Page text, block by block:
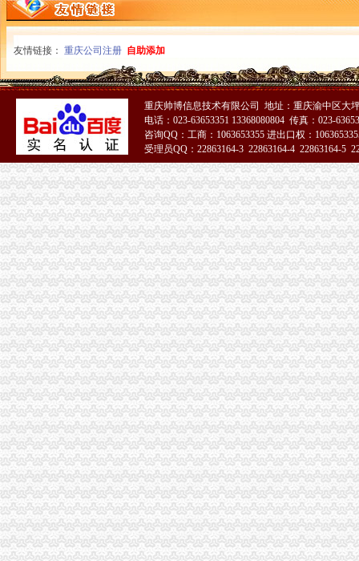
友情链接： 重庆公司注册 自助添加
重庆帅博信息技术有限公司 地址：重庆渝中区大
电话：023-63653351 13368080804 传真：023-
咨询QQ：工商：1063653355 进出口权：
受理员QQ：22863164-3 22863164-4 22863164-5
51La